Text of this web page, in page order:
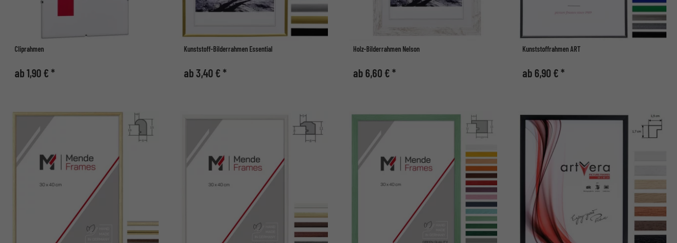
Cliprahmen
ab 1,90 € *
Kunststoff-Bilderrahmen Essential
ab 3,40 € *
Holz-Bilderrahmen Nelson
ab 6,60 € *
Kunststoffrahmen ART
ab 6,90 € *